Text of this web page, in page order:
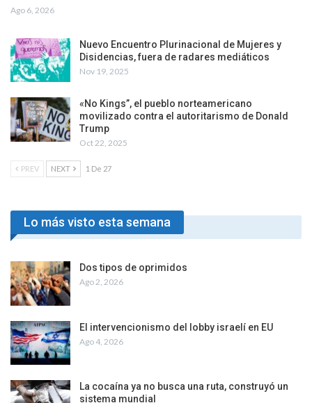
Ago 6, 2026
Nuevo Encuentro Plurinacional de Mujeres y
Disidencias, fuera de radares mediáticos
Nov 19, 2025
«No Kings”, el pueblo norteamericano
movilizado contra el autoritarismo de Donald
Trump
Oct 22, 2025
PREV NEXT 1 De 27
Lo más visto esta semana
Dos tipos de oprimidos
Ago 2, 2026
El intervencionismo del lobby israelí en EU
Ago 4, 2026
La cocaína ya no busca una ruta, construyó un
sistema mundial